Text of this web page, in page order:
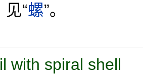
见“螺”。
with spiral shell